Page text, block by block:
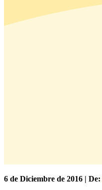
6 de Diciembre de 2016 | De: